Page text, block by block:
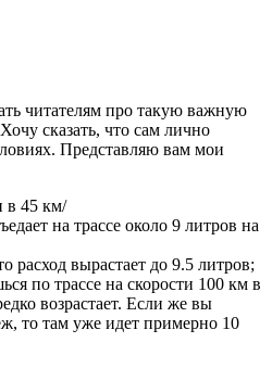
читателям про такую важную
сказать, что сам лично
Представляю вам мои
в 45 км/
на трассе около 9 литров на
расход вырастает до 9.5 литров;
по трассе на скорости 100 км в
возрастает. Если же вы
то там уже идет примерно 10